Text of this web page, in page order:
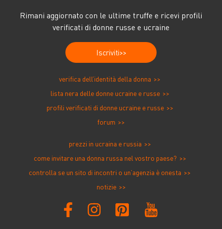
Rimani aggiornato con le ultime truffe e ricevi profili
verificati di donne russe e ucraine
Iscriviti
verifica dell’identità della donna
lista nera delle donne ucraine e russe
profili verificati di donne ucraine e russe
forum
prezzi in ucraina e russia
come invitare una donna russa nel vostro paese?
controlla se un sito di incontri o un’agenzia è onesta
notizie